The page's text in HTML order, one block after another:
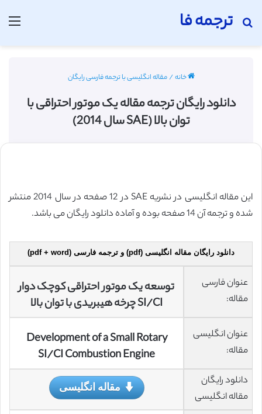
ترجمه فا
جستجو برای
خانه/مقاله انگلیسی با ترجمه فارسی رایگان
دانلود رایگان ترجمه مقاله یک موتور احتراقی با
توان بالا (SAE سال 2014)
این مقاله انگلیسی در نشریه SAE در 12 صفحه در سال 2014 منتشر
شده و ترجمه آن 14 صفحه بوده و آماده دانلود رایگان می باشد.
دانلود رایگان مقاله انگلیسی (pdf) و ترجمه فارسی (pdf + word)
عنوان فارسی
مقاله:
توسعه یک موتور احتراقی کوچک دوار
SI/CI چرخه هیبریدی با توان بالا
عنوان انگلیسی
مقاله:
Development of a Small Rotary
SI/CI Combustion Engine
دانلود رایگان
مقاله انگلیسی
مقاله انگلیسی